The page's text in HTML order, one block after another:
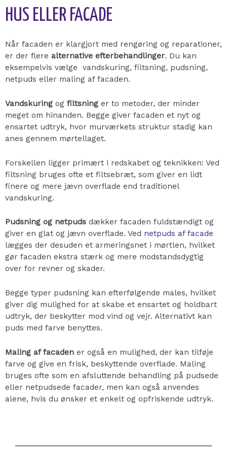
HUS ELLER FACADE
Når facaden er klargjort med rengøring og reparationer,
er der flere alternative efterbehandlinger. Du kan
eksempelvis vælge vandskuring, filtsning, pudsning,
netpuds eller maling af facaden.
Vandskuring og filtsning er to metoder, der minder
meget om hinanden. Begge giver facaden et nyt og
ensartet udtryk, hvor murværkets struktur stadig kan
anes gennem mørtellaget.
Forskellen ligger primært i redskabet og teknikken: Ved
filtsning bruges ofte et filtsebræt, som giver en lidt
finere og mere jævn overflade end traditionel
vandskuring.
Pudsning og netpuds dækker facaden fuldstændigt og
giver en glat og jævn overflade. Ved netpuds af facade
lægges der desuden et armeringsnet i mørtlen, hvilket
gør facaden ekstra stærk og mere modstandsdygtig
over for revner og skader.
Begge typer pudsning kan efterfølgende males, hvilket
giver dig mulighed for at skabe et ensartet og holdbart
udtryk, der beskytter mod vind og vejr. Alternativt kan
puds med farve benyttes.
Maling af facaden er også en mulighed, der kan tilføje
farve og give en frisk, beskyttende overflade. Maling
bruges ofte som en afsluttende behandling på pudsede
eller netpudsede facader, men kan også anvendes
alene, hvis du ønsker et enkelt og opfriskende udtryk.